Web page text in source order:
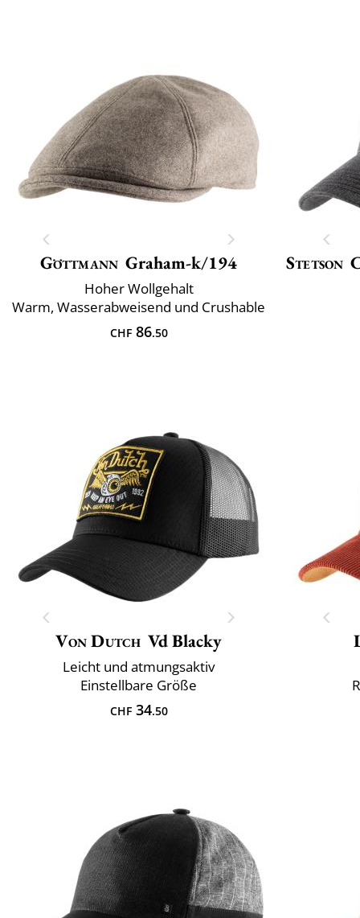
Göttmann Graham-k/194
Hoher Wollgehalt
Warm, Wasserabweisend und Crushable
CHF86.50
Stetson
Von Dutch Vd Blacky
Leicht und atmungsaktiv
Einstellbare Größe
CHF34.50